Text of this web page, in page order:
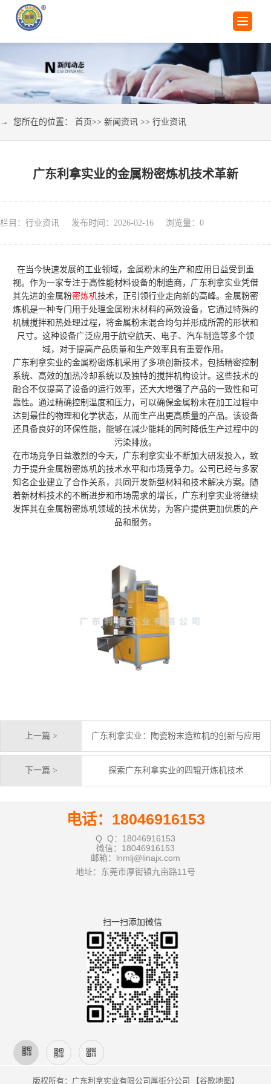
→ 您所在的位置： 首页>> 新闻资讯 >> 行业资讯
广东利拿实业的金属粉密炼机技术革新
栏目：行业资讯 发布时间：2026-02-16 浏览量： 0
在当今快速发展的工业领域，金属粉末的生产和应用日益受到重
视。作为一家专注于高性能材料设备的制造商，广东利拿实业凭借
其先进的金属粉密炼机技术，正引领行业走向新的高峰。金属粉密
炼机是一种专门用于处理金属粉末材料的高效设备，它通过特殊的
机械搅拌和热处理过程，将金属粉末混合均匀并形成所需的形状和
尺寸。这种设备广泛应用于航空航天、电子、汽车制造等多个领
域，对于提高产品质量和生产效率具有重要作用。
广东利拿实业的金属粉密炼机采用了多项创新技术，包括精密控制
系统、高效的加热冷却系统以及独特的搅拌机构设计。这些技术的
融合不仅提高了设备的运行效率，还大大增强了产品的一致性和可
靠性。通过精确控制温度和压力，可以确保金属粉末在加工过程中
达到最佳的物理和化学状态，从而生产出更高质量的产品。该设备
还具备良好的环保性能，能够在减少能耗的同时降低生产过程中的
污染排放。
在市场竞争日益激烈的今天，广东利拿实业不断加大研发投入，致
力于提升金属粉密炼机的技术水平和市场竞争力。公司已经与多家
知名企业建立了合作关系，共同开发新型材料和技术解决方案。随
着新材料技术的不断进步和市场需求的增长，广东利拿实业将继续
发挥其在金属粉密炼机领域的技术优势，为客户提供更加优质的产
品和服务。
上一篇 > 广东利拿实业：陶瓷粉末造粒机的创新与应用
下一篇 > 探索广东利拿实业的四辊开炼机技术
电话：18046916153
Q Q：18046916153
微信：18046916153
邮箱：lnmlj@linajx.com
地址：东莞市厚街镇九亩路11号
扫一扫添加微信
版权所有：广东利拿实业有限公司厚街分公司 【谷歌地图 】